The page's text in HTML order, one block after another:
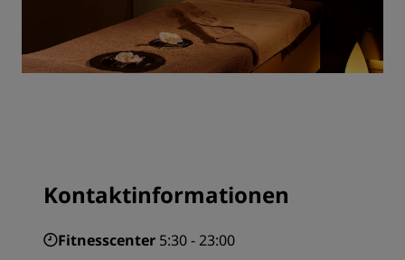
Kontaktinformationen
Fitnesscenter 5:30 - 23:00